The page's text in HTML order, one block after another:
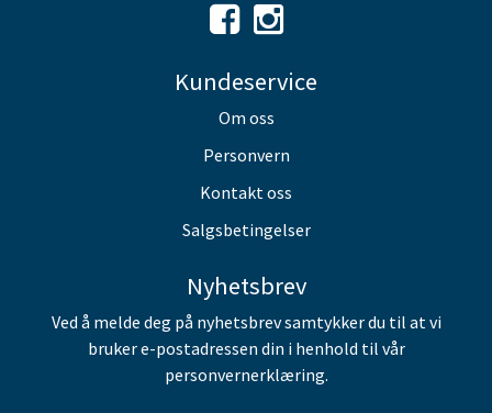
Kundeservice
Om oss
Personvern
Kontakt oss
Salgsbetingelser
Nyhetsbrev
Ved å melde deg på nyhetsbrev samtykker du til at vi
bruker e-postadressen din i henhold til vår
personvernerklæring.